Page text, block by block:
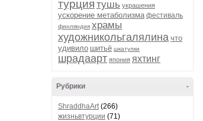
турция тушь украшения
ускорение метаболизма фестиваль
финляндия храмы
художникольгалялина что
удивило шитьё шкатулки
шрадаарт япония яхтинг
-
Рубрики
ShraddhaArt(266)
жизньвтурции (71)